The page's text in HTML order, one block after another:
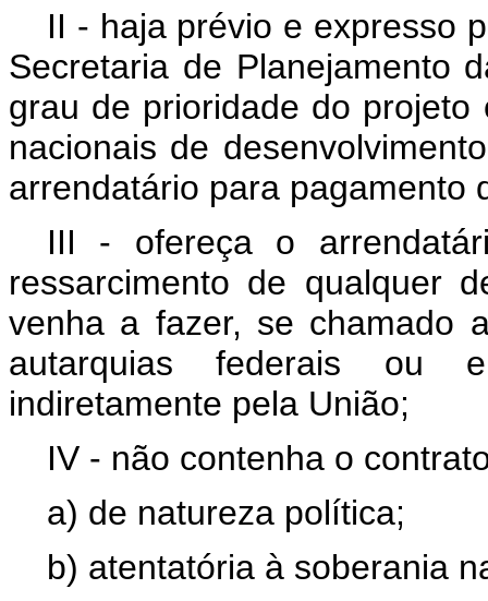
II - haja prévio e expresso
Secretaria de Planejamento
grau de prioridade do
nacionais de
arrendatário para pagamento
III - ofereça o
ressarcimento de qualquer
venha a fazer, se chamado
autarquias federais ou
indiretamente pela União;
IV - não contenha o
a) de natureza política;
b) atentatória à soberania